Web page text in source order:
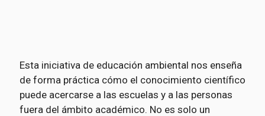
Esta iniciativa de educación ambiental nos enseña
de forma práctica cómo el conocimiento científico
puede acercarse a las escuelas y a las personas
fuera del ámbito académico. No es solo un